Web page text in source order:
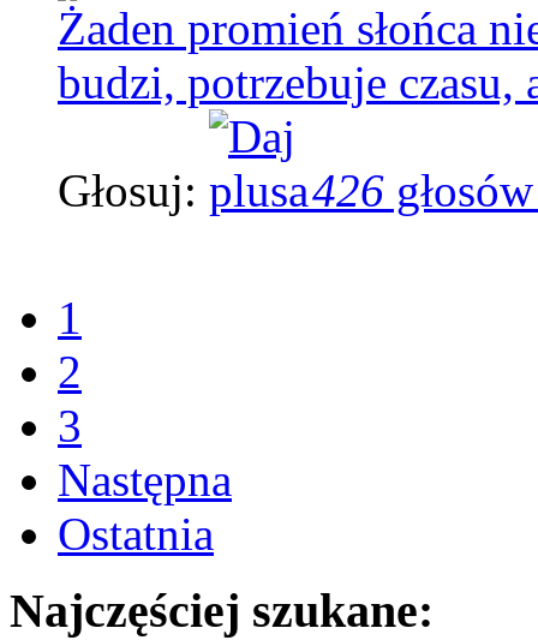
Żaden promień słońca
budzi, potrzebuje czasu,
Głosuj: 426
1
2
3
Następna
Ostatnia
Najczęściej szukane: